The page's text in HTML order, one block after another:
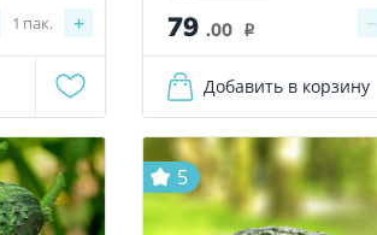
+
1 пак. 79.00 i −
Добавить в корзину
5